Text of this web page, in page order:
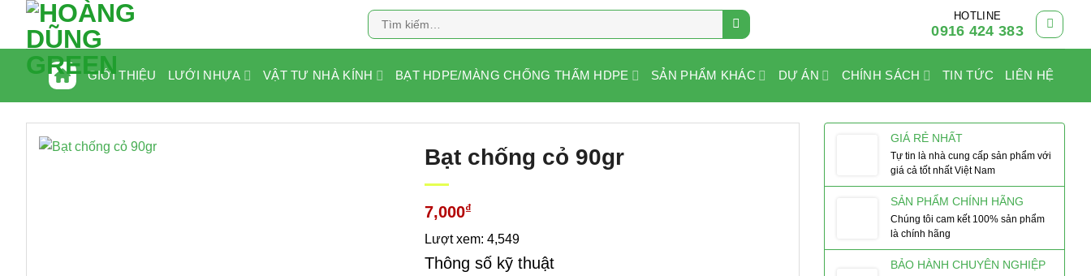
nội
dung
Tìm
kiếm:
HOTLINE
0916 424 383
GIỚI THIỆU LƯỚI NHỰA VẬT TƯ NHÀ KÍNH BẠT HDPE/MÀNG CHỐNG THẤM HDPE SẢN PHẨM KHÁC DỰ ÁN CHÍNH SÁCH TIN TỨC LIÊN HỆ
GIÁ RẺ NHẤT
Tự tin là nhà cung cấp sản phẩm với
giá cả tốt nhất Việt Nam
SẢN PHẨM CHÍNH HÃNG
Chúng tôi cam kết 100% sản phẩm
là chính hãng
BẢO HÀNH CHUYÊN NGHIỆP
Bạt chống cỏ 90gr
7,000₫
Lượt xem: 4,549
Thông số kỹ thuật